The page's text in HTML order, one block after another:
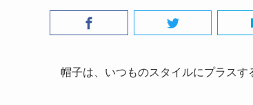
帽子は、いつものスタイルにプラスす